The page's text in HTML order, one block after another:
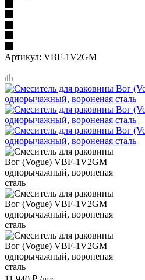
Артикул: VBF-1V2GM